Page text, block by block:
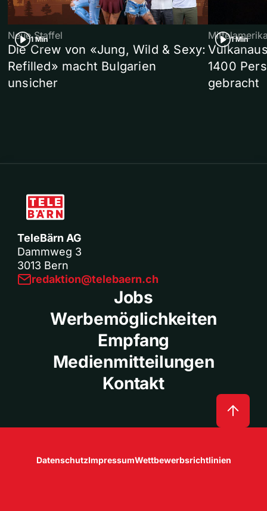
1 Min
Neue Staffel
Die Crew von «Jung, Wild & Sexy:
Refilled» macht Bulgarien
unsicher
1 Min
1400
gebracht
TeleBärn AG
Dammweg 3
3013 Bern
redaktion@telebaern.ch
Jobs
Werbemöglichkeiten
Empfang
Medienmitteilungen
Kontakt
DatenschutzImpressumWettbewerbsrichtlinien